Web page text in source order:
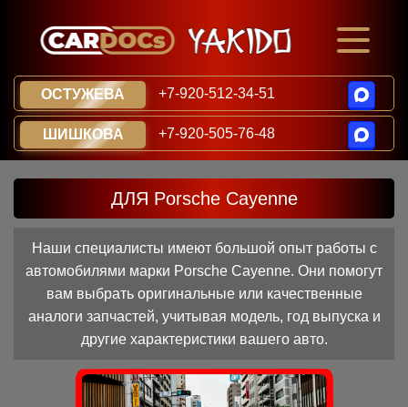
ОСТУЖЕВА +7-920-512-34-51
ШИШКОВА +7-920-505-76-48
ДЛЯ Porsche Cayenne
Наши специалисты имеют большой опыт работы с
автомобилями марки Porsche Cayenne. Они помогут
вам выбрать оригинальные или качественные
аналоги запчастей, учитывая модель, год выпуска и
другие характеристики вашего авто.